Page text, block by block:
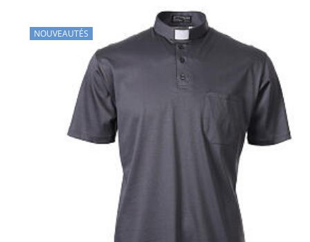
NOUVEAUTÉS